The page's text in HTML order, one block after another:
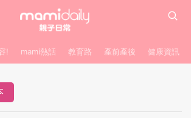
! mami熱話 教育路 產前產後 健康資訊